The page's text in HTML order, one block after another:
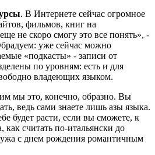
. В Интернете сейчас огромное
фильмов, книг на
не скоро смогу это все понять», -
уже сейчас можно
«подкасты» - записи от
по уровням: есть и для
владеющих языком.
мы это, конечно, образно. Вы
ведь сами знаете лишь азы языка.
будет расти, если вы сможете, к
как считать по-итальянски до
с днем рождения романтичным